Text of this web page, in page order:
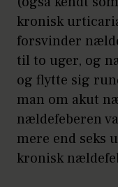
kronisk
forsvinder
til to uger, og
og flytte sig
man om akut
nældefeberen
mere end seks
kronisk